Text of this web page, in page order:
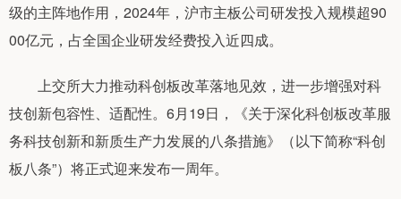
级的主阵地作用，2024年，沪市主板公司研发投入规模超90
00亿元，占全国企业研发经费投入近四成。
上交所大力推动科创板改革落地见效，进一步增强对科
技创新包容性、适配性。6月19日，《关于深化科创板改革服
务科技创新和新质生产力发展的八条措施》（以下简称“科创
板八条”）将正式迎来发布一周年。